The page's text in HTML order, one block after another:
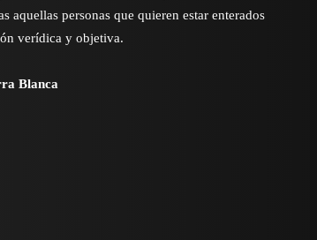
aquellas personas que quieren estar enterados
verídica y objetiva.
Blanca